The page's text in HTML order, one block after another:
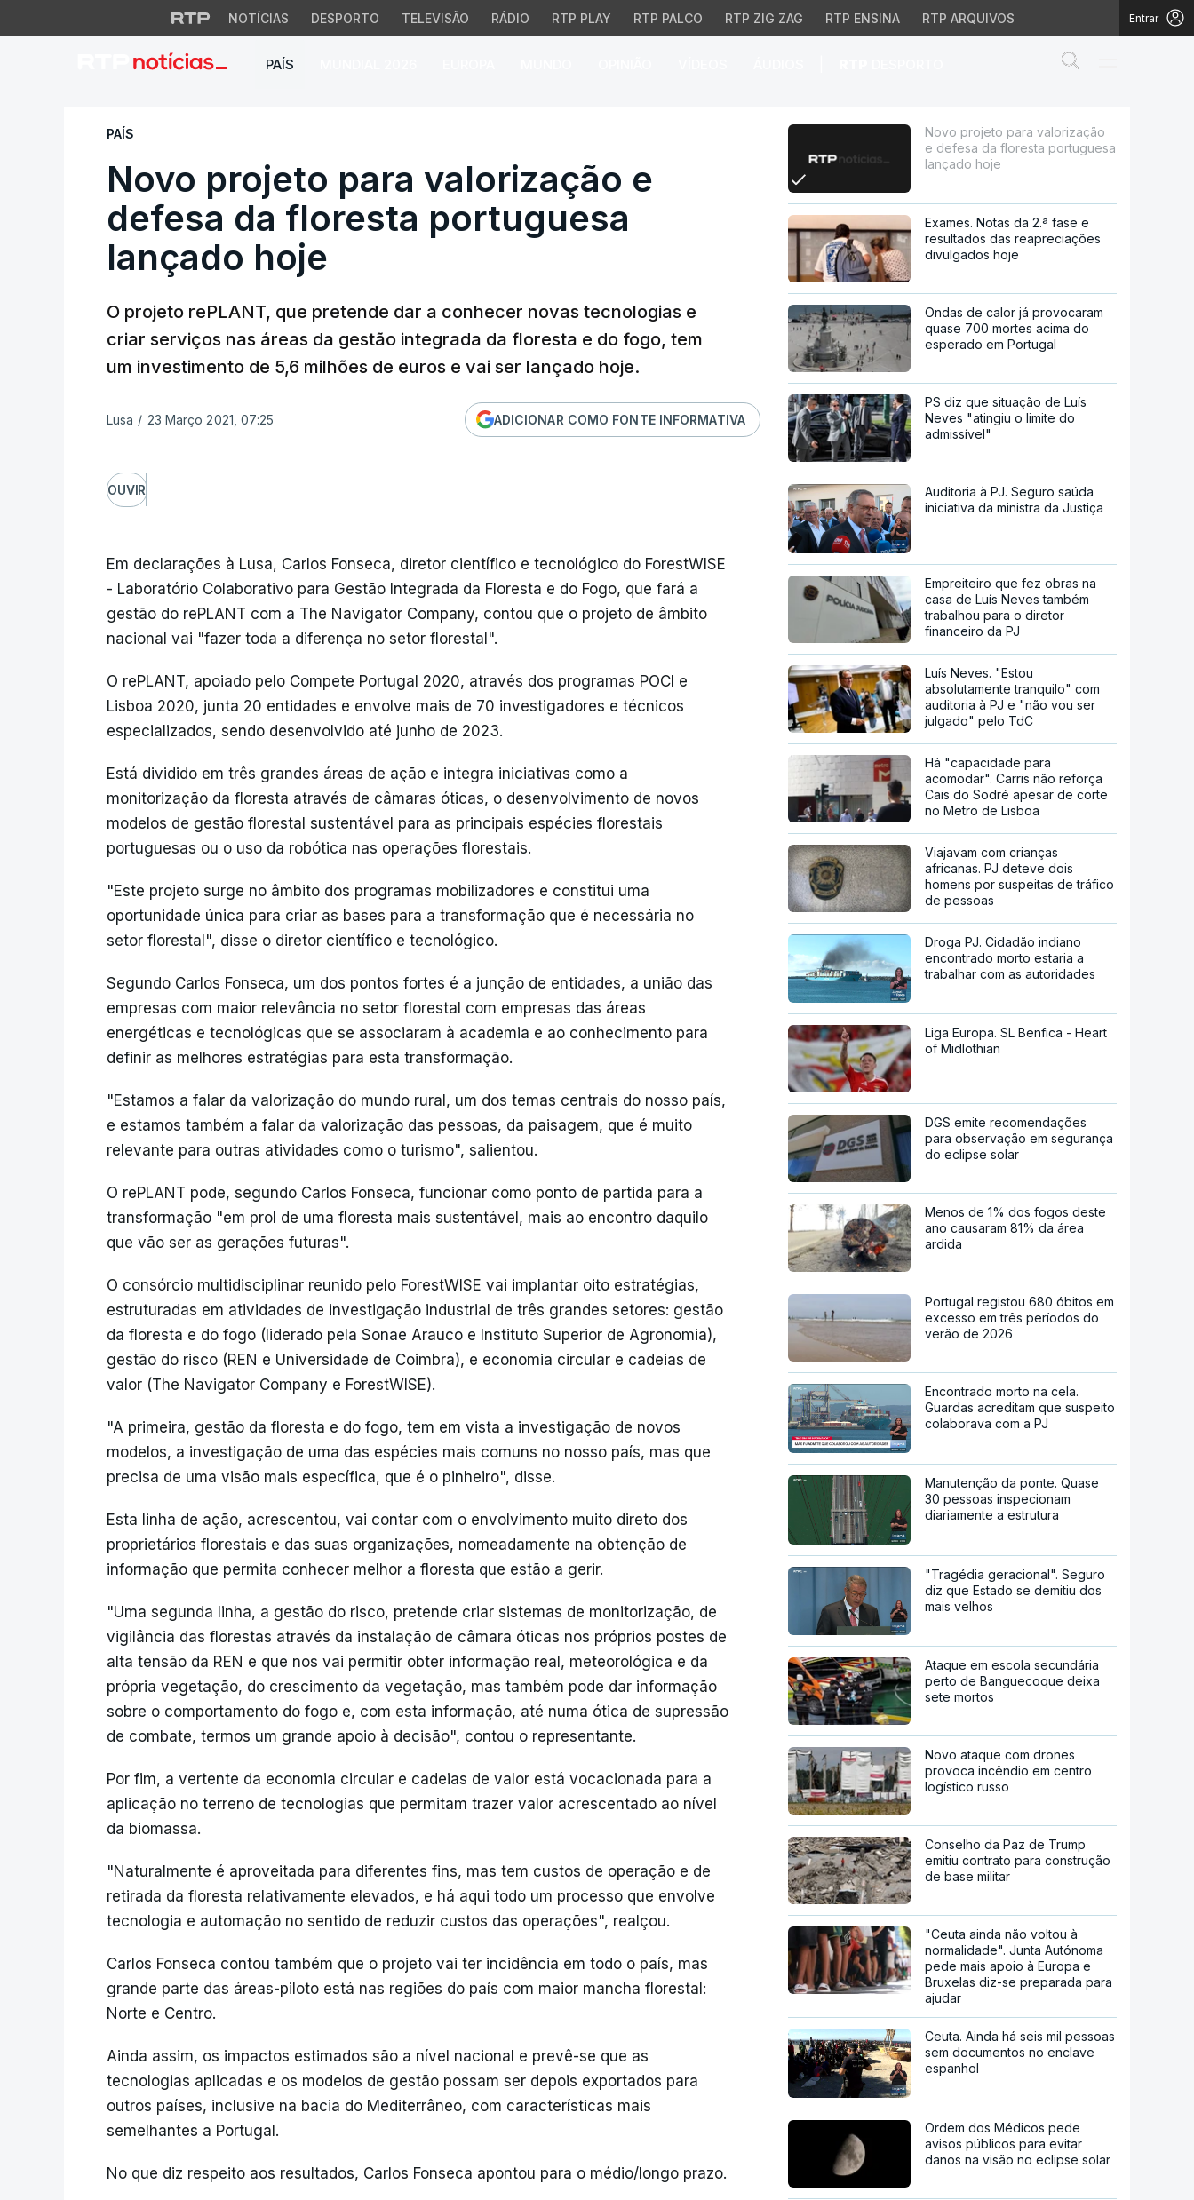
NOTÍCIAS DESPORTO TELEVISÃO RÁDIO RTP PLAY RTP PALCO RTP ZIG ZAG RTP ENSINA RTP ARQUIVOS Entrar
PAÍS
Novo projeto para valorização e defesa da floresta portuguesa
PAÍS
Novo projeto para valorização e
defesa da floresta portuguesa
lançado hoje
O projeto rePLANT, que pretende dar a conhecer novas tecnologias e
criar serviços nas áreas da gestão integrada da floresta e do fogo, tem
um investimento de 5,6 milhões de euros e vai ser lançado hoje.
Lusa / 23 Março 2021, 07:25 ADICIONAR COMO FONTE INFORMATIVA
OUVIR
Em declarações à Lusa, Carlos Fonseca, diretor científico e tecnológico do ForestWISE
- Laboratório Colaborativo para Gestão Integrada da Floresta e do Fogo, que fará a
gestão do rePLANT com a The Navigator Company, contou que o projeto de âmbito
nacional vai "fazer toda a diferença no setor florestal".
O rePLANT, apoiado pelo Compete Portugal 2020, através dos programas POCI e
Lisboa 2020, junta 20 entidades e envolve mais de 70 investigadores e técnicos
especializados, sendo desenvolvido até junho de 2023.
Está dividido em três grandes áreas de ação e integra iniciativas como a
monitorização da floresta através de câmaras óticas, o desenvolvimento de novos
modelos de gestão florestal sustentável para as principais espécies florestais
portuguesas ou o uso da robótica nas operações florestais.
"Este projeto surge no âmbito dos programas mobilizadores e constitui uma
oportunidade única para criar as bases para a transformação que é necessária no
setor florestal", disse o diretor científico e tecnológico.
Segundo Carlos Fonseca, um dos pontos fortes é a junção de entidades, a união das
empresas com maior relevância no setor florestal com empresas das áreas
energéticas e tecnológicas que se associaram à academia e ao conhecimento para
definir as melhores estratégias para esta transformação.
"Estamos a falar da valorização do mundo rural, um dos temas centrais do nosso país,
e estamos também a falar da valorização das pessoas, da paisagem, que é muito
relevante para outras atividades como o turismo", salientou.
O rePLANT pode, segundo Carlos Fonseca, funcionar como ponto de partida para a
transformação "em prol de uma floresta mais sustentável, mais ao encontro daquilo
que vão ser as gerações futuras".
O consórcio multidisciplinar reunido pelo ForestWISE vai implantar oito estratégias,
estruturadas em atividades de investigação industrial de três grandes setores: gestão
da floresta e do fogo (liderado pela Sonae Arauco e Instituto Superior de Agronomia),
gestão do risco (REN e Universidade de Coimbra), e economia circular e cadeias de
valor (The Navigator Company e ForestWISE).
"A primeira, gestão da floresta e do fogo, tem em vista a investigação de novos
modelos, a investigação de uma das espécies mais comuns no nosso país, mas que
precisa de uma visão mais específica, que é o pinheiro", disse.
Esta linha de ação, acrescentou, vai contar com o envolvimento muito direto dos
proprietários florestais e das suas organizações, nomeadamente na obtenção de
informação que permita conhecer melhor a floresta que estão a gerir.
"Uma segunda linha, a gestão do risco, pretende criar sistemas de monitorização, de
vigilância das florestas através da instalação de câmara óticas nos próprios postes de
alta tensão da REN e que nos vai permitir obter informação real, meteorológica e da
própria vegetação, do crescimento da vegetação, mas também pode dar informação
sobre o comportamento do fogo e, com esta informação, até numa ótica de supressão
de combate, termos um grande apoio à decisão", contou o representante.
Por fim, a vertente da economia circular e cadeias de valor está vocacionada para a
aplicação no terreno de tecnologias que permitam trazer valor acrescentado ao nível
da biomassa.
"Naturalmente é aproveitada para diferentes fins, mas tem custos de operação e de
retirada da floresta relativamente elevados, e há aqui todo um processo que envolve
tecnologia e automação no sentido de reduzir custos das operações", realçou.
Carlos Fonseca contou também que o projeto vai ter incidência em todo o país, mas
grande parte das áreas-piloto está nas regiões do país com maior mancha florestal:
Norte e Centro.
Ainda assim, os impactos estimados são a nível nacional e prevê-se que as
tecnologias aplicadas e os modelos de gestão possam ser depois exportados para
outros países, inclusive na bacia do Mediterrâneo, com características mais
semelhantes a Portugal.
No que diz respeito aos resultados, Carlos Fonseca apontou para o médio/longo prazo.
Novo projeto para valorização
e defesa da floresta portuguesa
lançado hoje
Exames. Notas da 2.ª fase e
resultados das reapreciações
divulgados hoje
Ondas de calor já provocaram
quase 700 mortes acima do
esperado em Portugal
PS diz que situação de Luís
Neves "atingiu o limite do
admissível"
Auditoria à PJ. Seguro saúda
iniciativa da ministra da Justiça
Empreiteiro que fez obras na
casa de Luís Neves também
trabalhou para o diretor
financeiro da PJ
Luís Neves. "Estou
absolutamente tranquilo" com
auditoria à PJ e "não vou ser
julgado" pelo TdC
Há "capacidade para
acomodar". Carris não reforça
Cais do Sodré apesar de corte
no Metro de Lisboa
Viajavam com crianças
africanas. PJ deteve dois
homens por suspeitas de tráfico
de pessoas
Droga PJ. Cidadão indiano
encontrado morto estaria a
trabalhar com as autoridades
Liga Europa. SL Benfica - Heart
of Midlothian
DGS emite recomendações
para observação em segurança
do eclipse solar
Menos de 1% dos fogos deste
ano causaram 81% da área
ardida
Portugal registou 680 óbitos em
excesso em três períodos do
verão de 2026
Encontrado morto na cela.
Guardas acreditam que suspeito
colaborava com a PJ
Manutenção da ponte. Quase
30 pessoas inspecionam
diariamente a estrutura
"Tragédia geracional". Seguro
diz que Estado se demitiu dos
mais velhos
Ataque em escola secundária
perto de Banguecoque deixa
sete mortos
Novo ataque com drones
provoca incêndio em centro
logístico russo
Conselho da Paz de Trump
emitiu contrato para construção
de base militar
"Ceuta ainda não voltou à
normalidade". Junta Autónoma
pede mais apoio à Europa e
Bruxelas diz-se preparada para
ajudar
Ceuta. Ainda há seis mil pessoas
sem documentos no enclave
espanhol
Ordem dos Médicos pede
avisos públicos para evitar
danos na visão no eclipse solar